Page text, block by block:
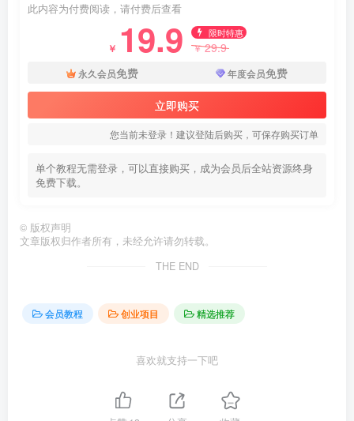
此内容为付费阅读，请付费后查看
￥ 19.9 限时特惠
￥29.9
永久会员免费 年度会员免费
立即购买
您当前未登录！建议登陆后购买，可保存购买订单
单个教程无需登录，可以直接购买，成为会员后全站资源终身
免费下载。
© 版权声明
文章版权归作者所有，未经允许请勿转载。
THE END
会员教程 创业项目 精选推荐
喜欢就支持一下吧